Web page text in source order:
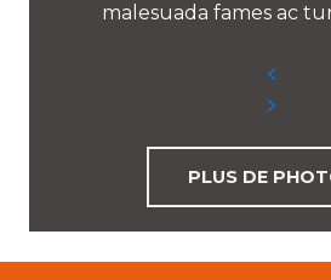
malesuada fames ac
PLUS DE